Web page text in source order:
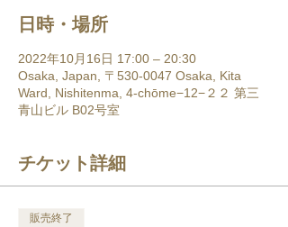
日時・場所
2022年10月16日 17:00 – 20:30
Osaka, Japan, 〒530-0047 Osaka, Kita
Ward, Nishitenma, 4-chōme−12−２２ 第三
青山ビル B02号室
チケット詳細
販売終了